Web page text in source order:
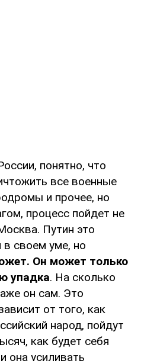
понятно, что
все военные
и прочее, но
процесс пойдет не
Путин это
в своем уме, но
Он может только
упадка. На сколько
он сам. Это
от того, как
народ, пойдут
как будет себя
она усиливать